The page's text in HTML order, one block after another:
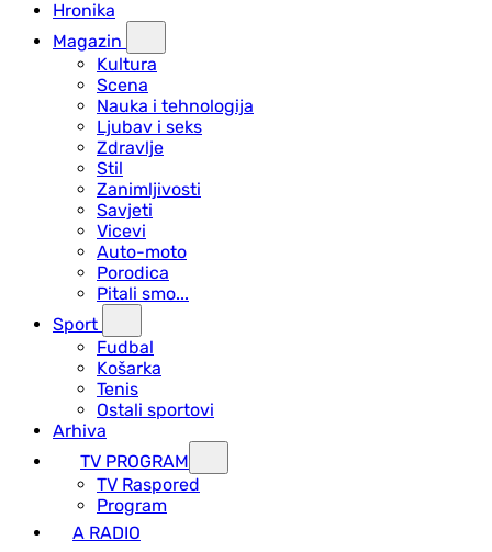
Hronika
Magazin
Kultura
Scena
Nauka i tehnologija
Ljubav i seks
Zdravlje
Stil
Zanimljivosti
Savjeti
Vicevi
Auto-moto
Porodica
Pitali smo...
Sport
Fudbal
Košarka
Tenis
Ostali sportovi
Arhiva
TV PROGRAM
ТV Raspored
Program
A RADIO